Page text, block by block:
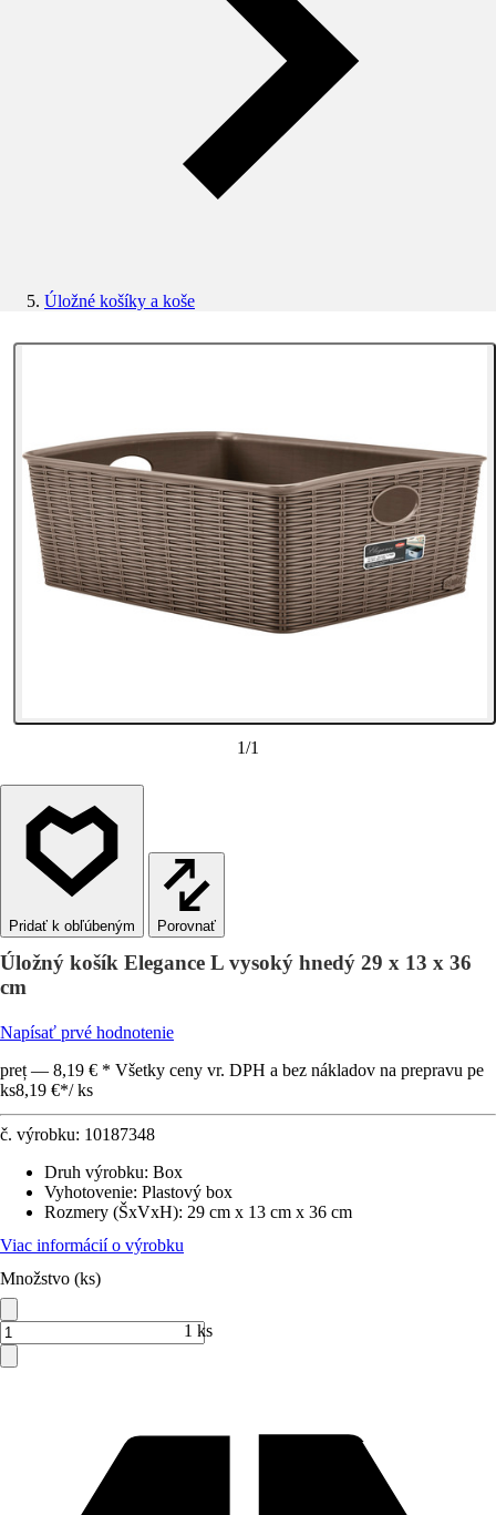
Úložné košíky a koše
1/1
Porovnať
Úložný košík Elegance L vysoký hnedý 29 x 13 x 36
cm
Napísať prvé hodnotenie
preț — 8,19 € * Všetky ceny vr. DPH a bez nákladov na prepravu pe
ks8,19 €*/ ks
č. výrobku: 10187348
Druh výrobku: Box
Vyhotovenie: Plastový box
Rozmery (ŠxVxH): 29 cm x 13 cm x 36 cm
Viac informácií o výrobku
Množstvo (ks)
1 ks